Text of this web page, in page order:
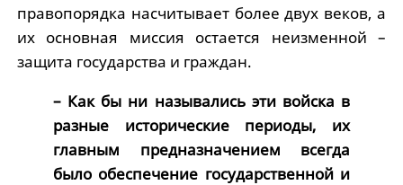
правопорядка насчитывает более двух веков, а
их основная миссия остается неизменной –
защита государства и граждан.
– Как бы ни назывались эти войска в
разные исторические периоды, их
главным предназначением всегда
было обеспечение государственной и